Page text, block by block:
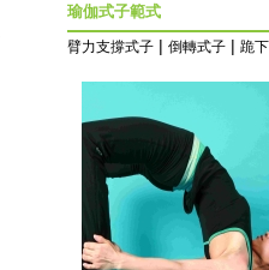
瑜伽式子範式
臂力支撐式子| 倒轉式子| 跪